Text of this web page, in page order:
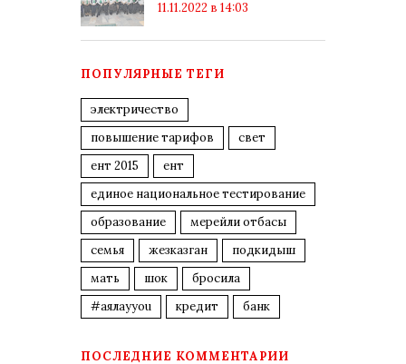
11.11.2022 в 14:03
ПОПУЛЯРНЫЕ ТЕГИ
электричество
повышение тарифов
свет
ент 2015
ент
единое национальное тестирование
образование
мерейли отбасы
семья
жезказган
подкидыш
мать
шок
бросила
#аялауyou
кредит банк
ПОСЛЕДНИЕ КОММЕНТАРИИ